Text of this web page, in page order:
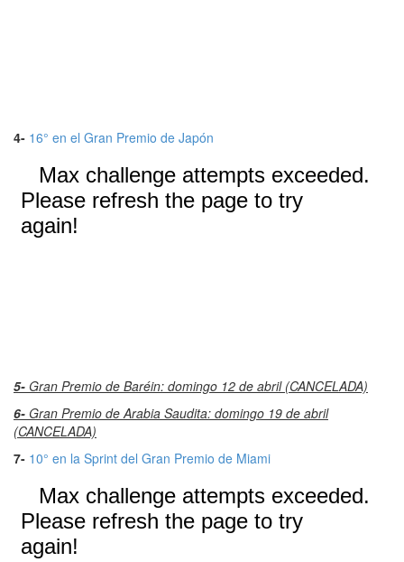
4- 16° en el Gran Premio de Japón
5- Gran Premio de Baréin: domingo 12 de abril (CANCELADA)
6- Gran Premio de Arabia Saudita: domingo 19 de abril
(CANCELADA)
7- 10° en la Sprint del Gran Premio de Miami